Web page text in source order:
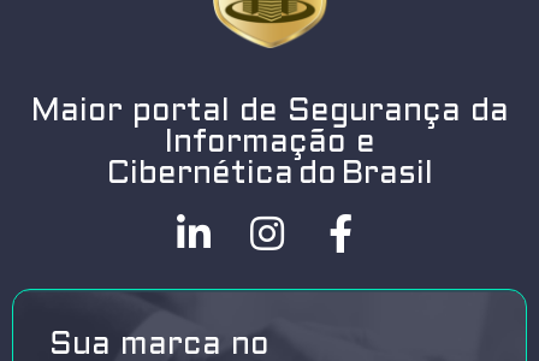
Maior portal de Segurança da
Informação e
Cibernética do Brasil
Sua marca no